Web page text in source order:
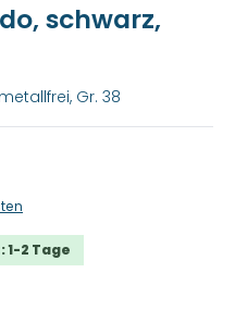
schwarz,
Gr. 38
2 Tage